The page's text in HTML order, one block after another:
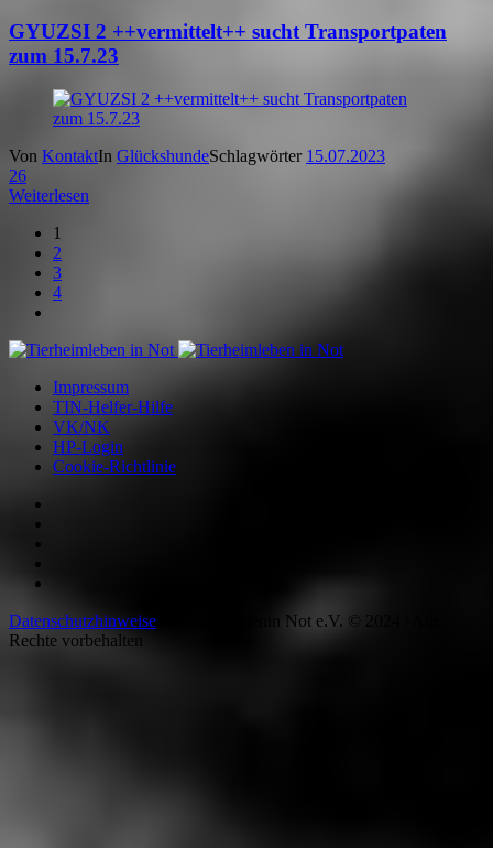
GYUZSI 2 ++vermittelt++ sucht Transportpaten
zum 15.7.23
Von KontaktIn GlückshundeSchlagwörter 15.07.2023
26
Weiterlesen
1
2
3
4
Impressum
TIN-Helfer-Hilfe
VK/NK
HP-Login
Cookie-Richtlinie
Datenschutzhinweise | Tierheimlebenin Not e.V. © 2024 | Alle
Rechte vorbehalten